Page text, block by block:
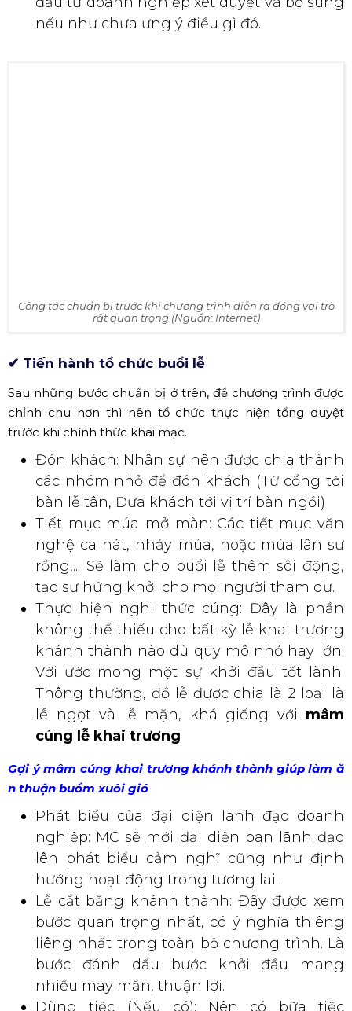
Sau những bước chuẩn bị ở trên, để chương trình được
trước khi chính thức khai mạc.
Đón khách: Nhân sự nên được chia thành
các nhóm nhỏ để đón khách (Từ cổng tới
bàn lễ tân, Đưa khách tới vị trí bàn ngồi)
Tiết mục múa mở màn: Các tiết mục văn
nghệ ca hát, nhảy múa, hoặc múa lân sư
rồng,... Sẽ làm cho buổi lễ thêm sôi động,
tạo sự hứng khởi cho mọi người tham dự.
Thực hiện nghi thức cúng: Đây là phần
không thể thiếu cho bất kỳ lễ khai trương
khánh thành nào dù quy mô nhỏ hay lớn;
Với ước mong một sự khởi đầu tốt lành.
Thông thường, đồ lễ được chia là 2 loại là
lễ ngọt và lễ mặn, khá giống vớimâm
cúng lễ khai trương
Gợi ý mâm cúng khai trương khánh thành giúp làm ă
n thuận buồm xuôi gió
Phát biểu của đại diện lãnh đạo doanh
nghiệp: MC sẽ mới đại diện ban lãnh đạo
lên phát biểu cảm nghĩ cũng như định
hướng hoạt động trong tương lai.
Lễ cắt băng khánh thành: Đây được xem
bước quan trọng nhất, có ý nghĩa thiêng
liêng nhất trong toàn bộ chương trình. Là
bước đánh dấu bước khởi đầu mang
nhiều may mắn, thuận lợi.
Dùng tiệc (Nếu có): Nên có bữa tiệc
teabreak nhẹ cho khách mời tham dự
thưởng thức, vừa thể hiện được sự chỉnh
chu của ban tổ chức vừa giúp kéo dài thời